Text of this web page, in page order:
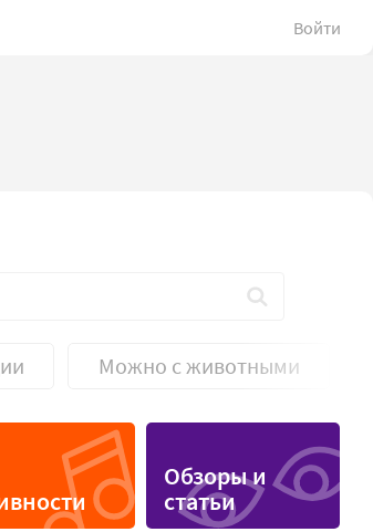
Войти
Спортивные трансляции
Уникальность
Вегетарианская кухня
Можно с животными
Обзоры и
статьи